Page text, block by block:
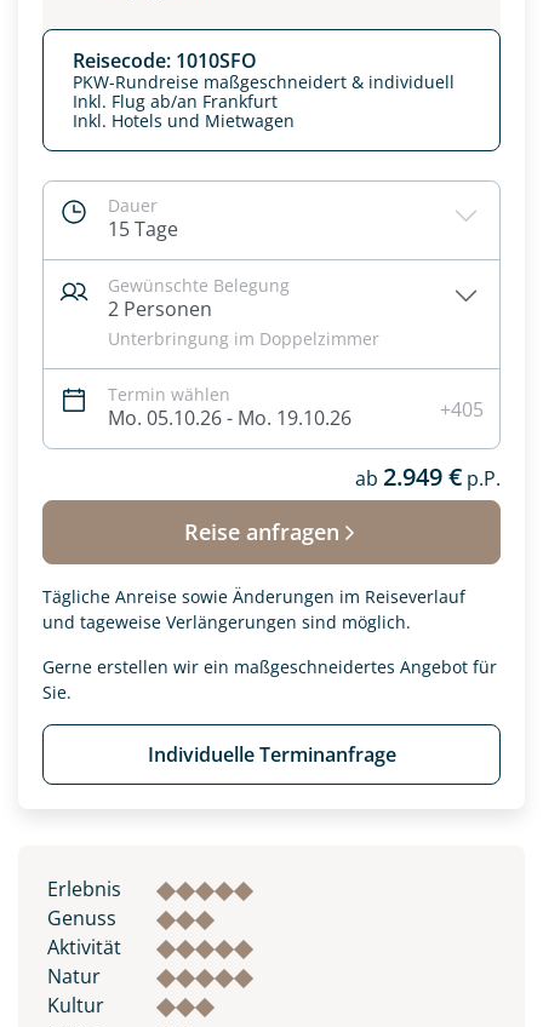
Reisecode: 1010SFO
PKW-Rundreise maßgeschneidert & individuell
Inkl. Flug ab/an Frankfurt
Inkl. Hotels und Mietwagen
Dauer
15 Tage
Gewünschte Belegung
2 Personen
Unterbringung im Doppelzimmer
Termin wählen
Mo. 05.10.26 - Mo. 19.10.26 +405
ab 2.949 € p.P.
Reise anfragen
Tägliche Anreise sowie Änderungen im Reiseverlauf
und tageweise Verlängerungen sind möglich.
Gerne erstellen wir ein maßgeschneidertes Angebot für
Sie.
Individuelle Terminanfrage
Erlebnis
Genuss
Aktivität
Natur
Kultur
Datenschutz & Transparenz ist uns sehr wichtig!
Die Anfrage wird via SSL verschlüsselt an unseren Server
geschickt. Mit Absenden des Formulars, erklären Sie, dass
Widerrufhinweisezur
Kenntnis genommen und akzeptiert haben.